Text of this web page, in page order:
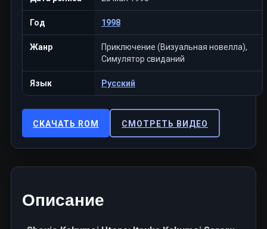
Год 1998
Жанр
Приключение (Визуальная новелла),
Симулятор свиданий
Язык Русский
СКАЧАТЬ ROM СМОТРЕТЬ ВИДЕО
Описание